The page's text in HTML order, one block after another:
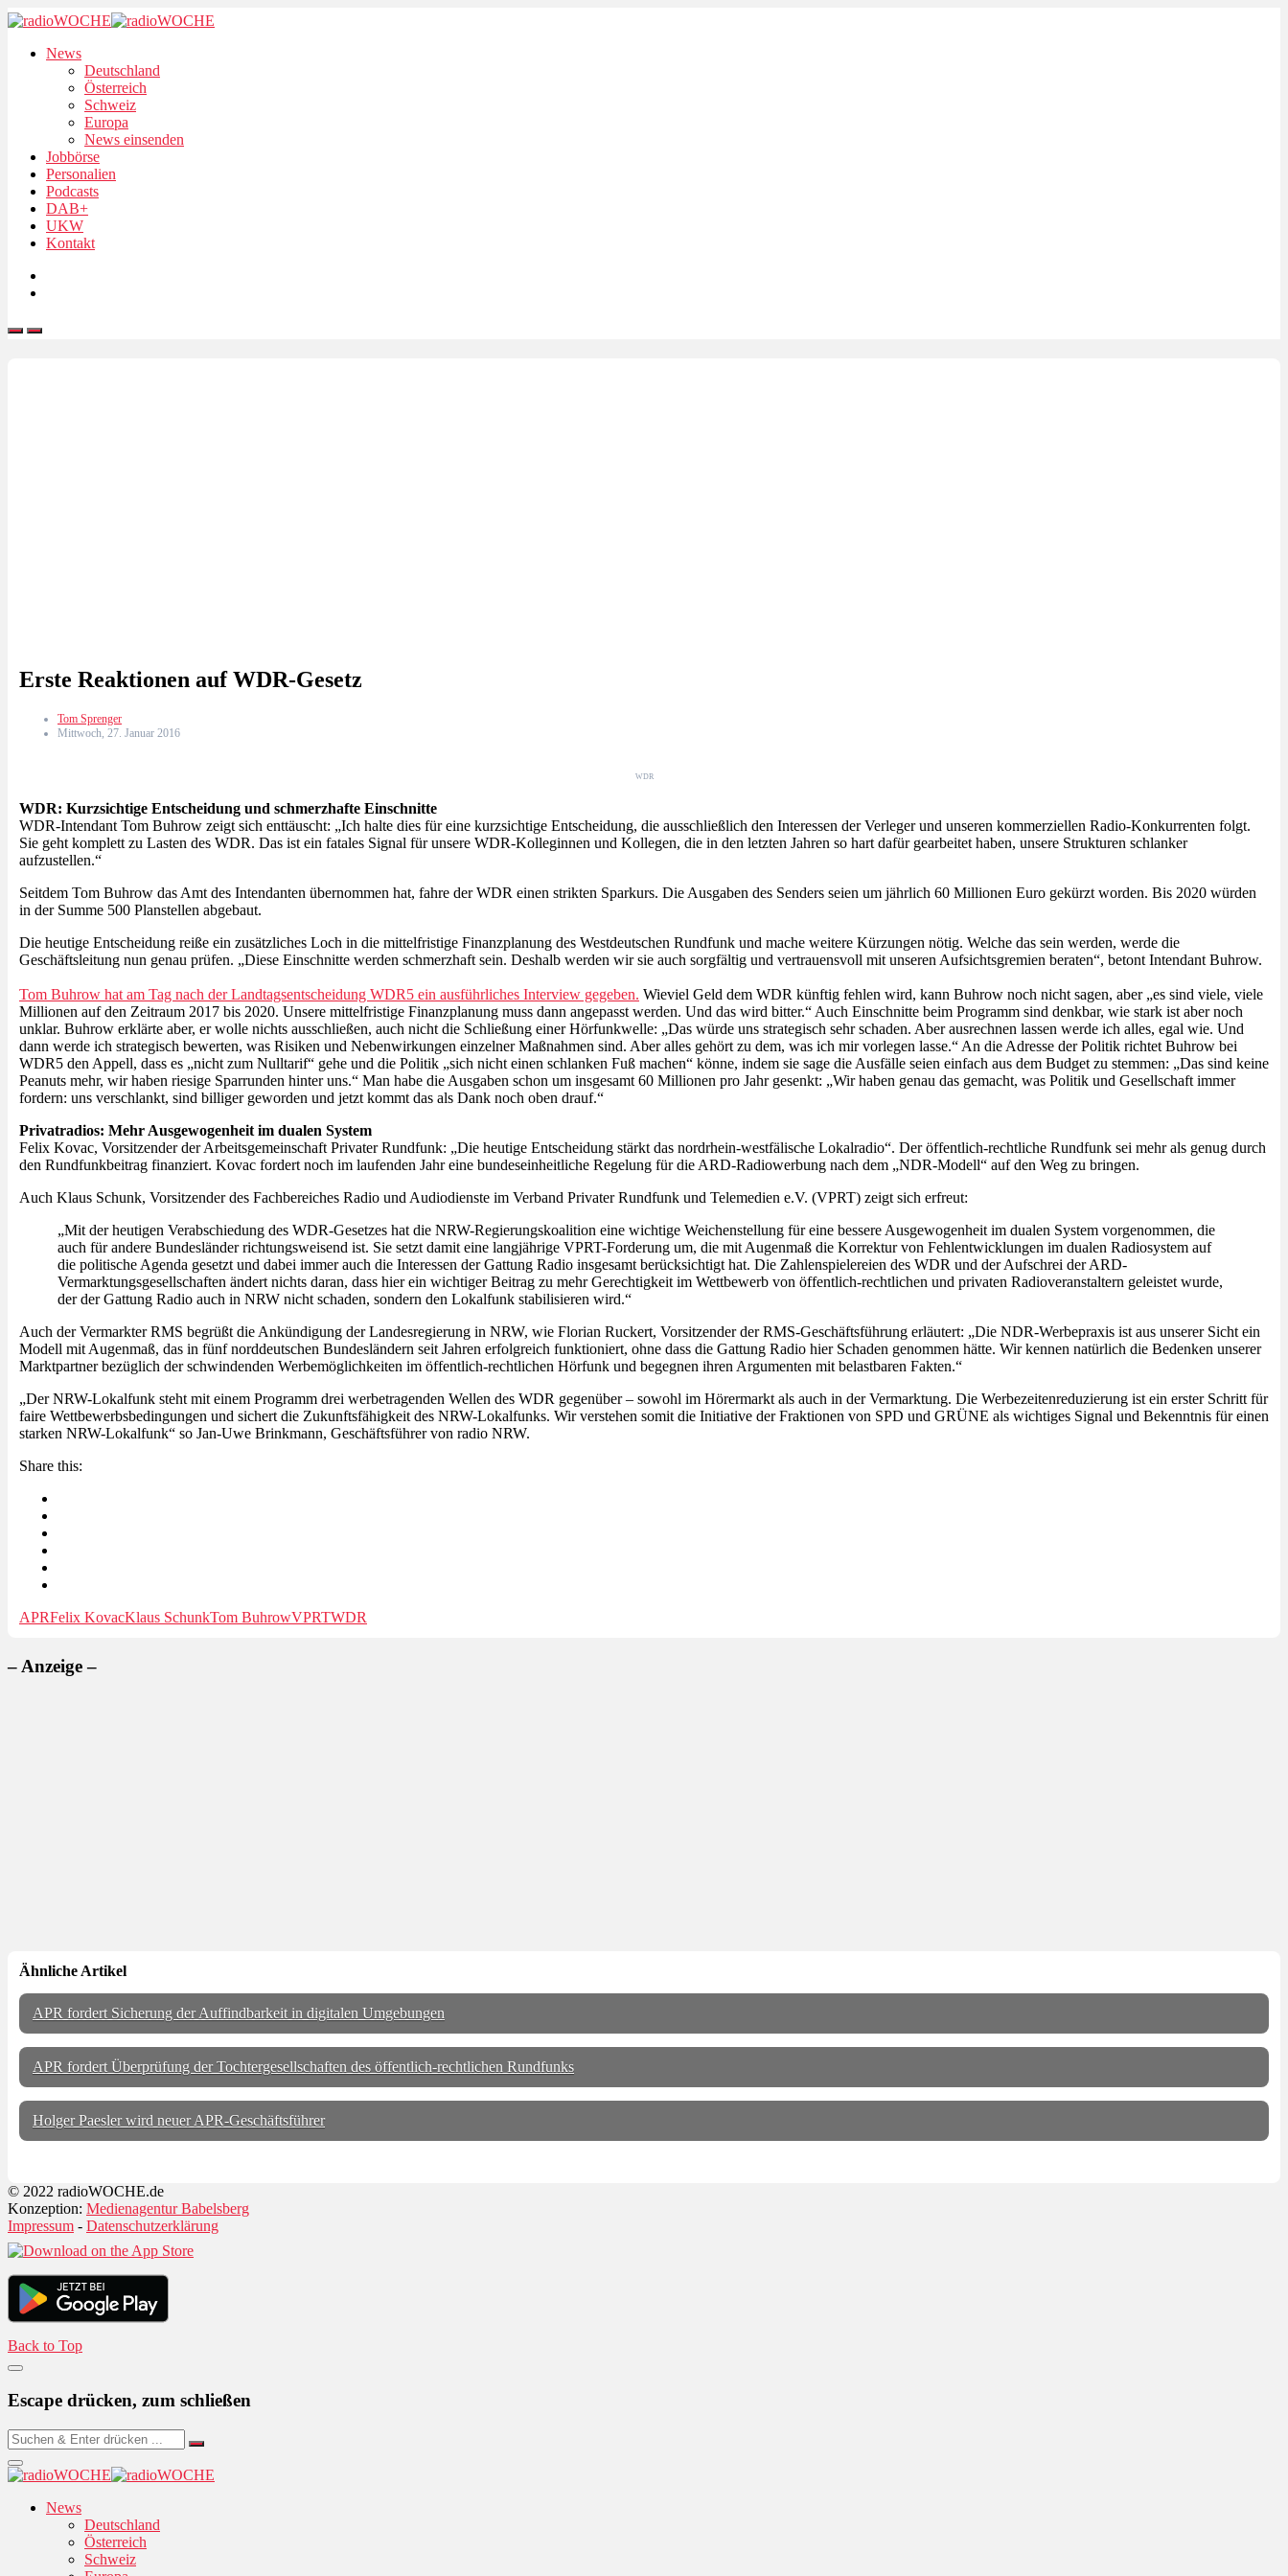
News
Deutschland
Österreich
Schweiz
Europa
News einsenden
Jobbörse
Personalien
Podcasts
DAB+
UKW
Kontakt
Erste Reaktionen auf WDR-Gesetz
Tom Sprenger
Mittwoch, 27. Januar 2016
WDR
WDR: Kurzsichtige Entscheidung und schmerzhafte Einschnitte
WDR-Intendant Tom Buhrow zeigt sich enttäuscht: „Ich halte dies für eine kurzsichtige Entscheidung, die ausschließlich den Interessen der Verleger und unseren kommerziellen Radio-Konkurrenten folgt.
Sie geht komplett zu Lasten des WDR. Das ist ein fatales Signal für unsere WDR-Kolleginnen und Kollegen, die in den letzten Jahren so hart dafür gearbeitet haben, unsere Strukturen schlanker
aufzustellen.“
Seitdem Tom Buhrow das Amt des Intendanten übernommen hat, fahre der WDR einen strikten Sparkurs. Die Ausgaben des Senders seien um jährlich 60 Millionen Euro gekürzt worden. Bis 2020 würden
in der Summe 500 Planstellen abgebaut.
Die heutige Entscheidung reiße ein zusätzliches Loch in die mittelfristige Finanzplanung des Westdeutschen Rundfunk und mache weitere Kürzungen nötig. Welche das sein werden, werde die
Geschäftsleitung nun genau prüfen. „Diese Einschnitte werden schmerzhaft sein. Deshalb werden wir sie auch sorgfältig und vertrauensvoll mit unseren Aufsichtsgremien beraten“, betont Intendant Buhrow.
Tom Buhrow hat am Tag nach der Landtagsentscheidung WDR5 ein ausführliches Interview gegeben. Wieviel Geld dem WDR künftig fehlen wird, kann Buhrow noch nicht sagen, aber „es sind viele, viele
Millionen auf den Zeitraum 2017 bis 2020. Unsere mittelfristige Finanzplanung muss dann angepasst werden. Und das wird bitter.“ Auch Einschnitte beim Programm sind denkbar, wie stark ist aber noch
unklar. Buhrow erklärte aber, er wolle nichts ausschließen, auch nicht die Schließung einer Hörfunkwelle: „Das würde uns strategisch sehr schaden. Aber ausrechnen lassen werde ich alles, egal wie. Und
dann werde ich strategisch bewerten, was Risiken und Nebenwirkungen einzelner Maßnahmen sind. Aber alles gehört zu dem, was ich mir vorlegen lasse.“ An die Adresse der Politik richtet Buhrow bei
WDR5 den Appell, dass es „nicht zum Nulltarif“ gehe und die Politik „sich nicht einen schlanken Fuß machen“ könne, indem sie sage die Ausfälle seien einfach aus dem Budget zu stemmen: „Das sind keine
Peanuts mehr, wir haben riesige Sparrunden hinter uns.“ Man habe die Ausgaben schon um insgesamt 60 Millionen pro Jahr gesenkt: „Wir haben genau das gemacht, was Politik und Gesellschaft immer
fordern: uns verschlankt, sind billiger geworden und jetzt kommt das als Dank noch oben drauf.“
Privatradios: Mehr Ausgewogenheit im dualen System
Felix Kovac, Vorsitzender der Arbeitsgemeinschaft Privater Rundfunk: „Die heutige Entscheidung stärkt das nordrhein-westfälische Lokalradio“. Der öffentlich-rechtliche Rundfunk sei mehr als genug durch
den Rundfunkbeitrag finanziert. Kovac fordert noch im laufenden Jahr eine bundeseinheitliche Regelung für die ARD-Radiowerbung nach dem „NDR-Modell“ auf den Weg zu bringen.
Auch Klaus Schunk, Vorsitzender des Fachbereiches Radio und Audiodienste im Verband Privater Rundfunk und Telemedien e.V. (VPRT) zeigt sich erfreut:
„Mit der heutigen Verabschiedung des WDR-Gesetzes hat die NRW-Regierungskoalition eine wichtige Weichenstellung für eine bessere Ausgewogenheit im dualen System vorgenommen, die
auch für andere Bundesländer richtungsweisend ist. Sie setzt damit eine langjährige VPRT-Forderung um, die mit Augenmaß die Korrektur von Fehlentwicklungen im dualen Radiosystem auf
die politische Agenda gesetzt und dabei immer auch die Interessen der Gattung Radio insgesamt berücksichtigt hat. Die Zahlenspielereien des WDR und der Aufschrei der ARD-
Vermarktungsgesellschaften ändert nichts daran, dass hier ein wichtiger Beitrag zu mehr Gerechtigkeit im Wettbewerb von öffentlich-rechtlichen und privaten Radioveranstaltern geleistet wurde,
der der Gattung Radio auch in NRW nicht schaden, sondern den Lokalfunk stabilisieren wird.“
Auch der Vermarkter RMS begrüßt die Ankündigung der Landesregierung in NRW, wie Florian Ruckert, Vorsitzender der RMS-Geschäftsführung erläutert: „Die NDR-Werbepraxis ist aus unserer Sicht ein
Modell mit Augenmaß, das in fünf norddeutschen Bundesländern seit Jahren erfolgreich funktioniert, ohne dass die Gattung Radio hier Schaden genommen hätte. Wir kennen natürlich die Bedenken unserer
Marktpartner bezüglich der schwindenden Werbemöglichkeiten im öffentlich-rechtlichen Hörfunk und begegnen ihren Argumenten mit belastbaren Fakten.“
„Der NRW-Lokalfunk steht mit einem Programm drei werbetragenden Wellen des WDR gegenüber – sowohl im Hörermarkt als auch in der Vermarktung. Die Werbezeitenreduzierung ist ein erster Schritt für
faire Wettbewerbsbedingungen und sichert die Zukunftsfähigkeit des NRW-Lokalfunks. Wir verstehen somit die Initiative der Fraktionen von SPD und GRÜNE als wichtiges Signal und Bekenntnis für einen
starken NRW-Lokalfunk“ so Jan-Uwe Brinkmann, Geschäftsführer von radio NRW.
Share this:
APRFelix KovacKlaus SchunkTom BuhrowVPRTWDR
– Anzeige –
Ähnliche Artikel
APR fordert Sicherung der Auffindbarkeit in digitalen Umgebungen
APR fordert Überprüfung der Tochtergesellschaften des öffentlich-rechtlichen Rundfunks
Holger Paesler wird neuer APR-Geschäftsführer
© 2022 radioWOCHE.de
Konzeption: Medienagentur Babelsberg
Impressum - Datenschutzerklärung
Back to Top
Escape drücken, zum schließen
News
Deutschland
Österreich
Schweiz